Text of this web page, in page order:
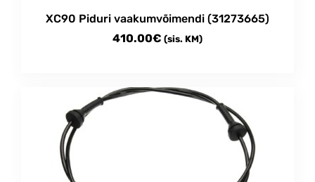
XC90 Piduri vaakumvõimendi (31273665)
410.00€ (sis. KM)